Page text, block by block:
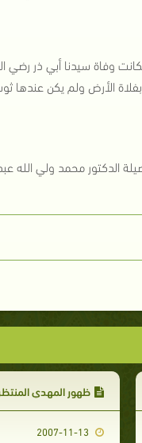
وفاة سيدنا أبي ذر رضي
الأرض ولم يكن
الدكتور محمد ولي الله
ظهور المهدي
2007-11-13